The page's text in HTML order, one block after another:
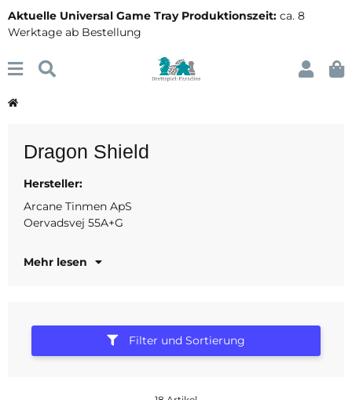
Aktuelle Universal Game Tray Produktionszeit: ca. 8
Werktage ab Bestellung
Dragon Shield
Hersteller:
Arcane Tinmen ApS
Oervadsvej 55A+G
Mehr lesen
Filter und Sortierung